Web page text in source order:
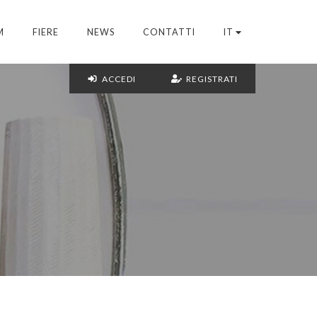
FIERE NEWS CONTATTI IT
ACCEDI REGISTRATI